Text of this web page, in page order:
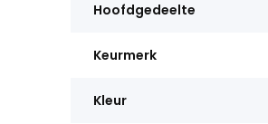
Hoofdgedeelte
Keurmerk
Kleur